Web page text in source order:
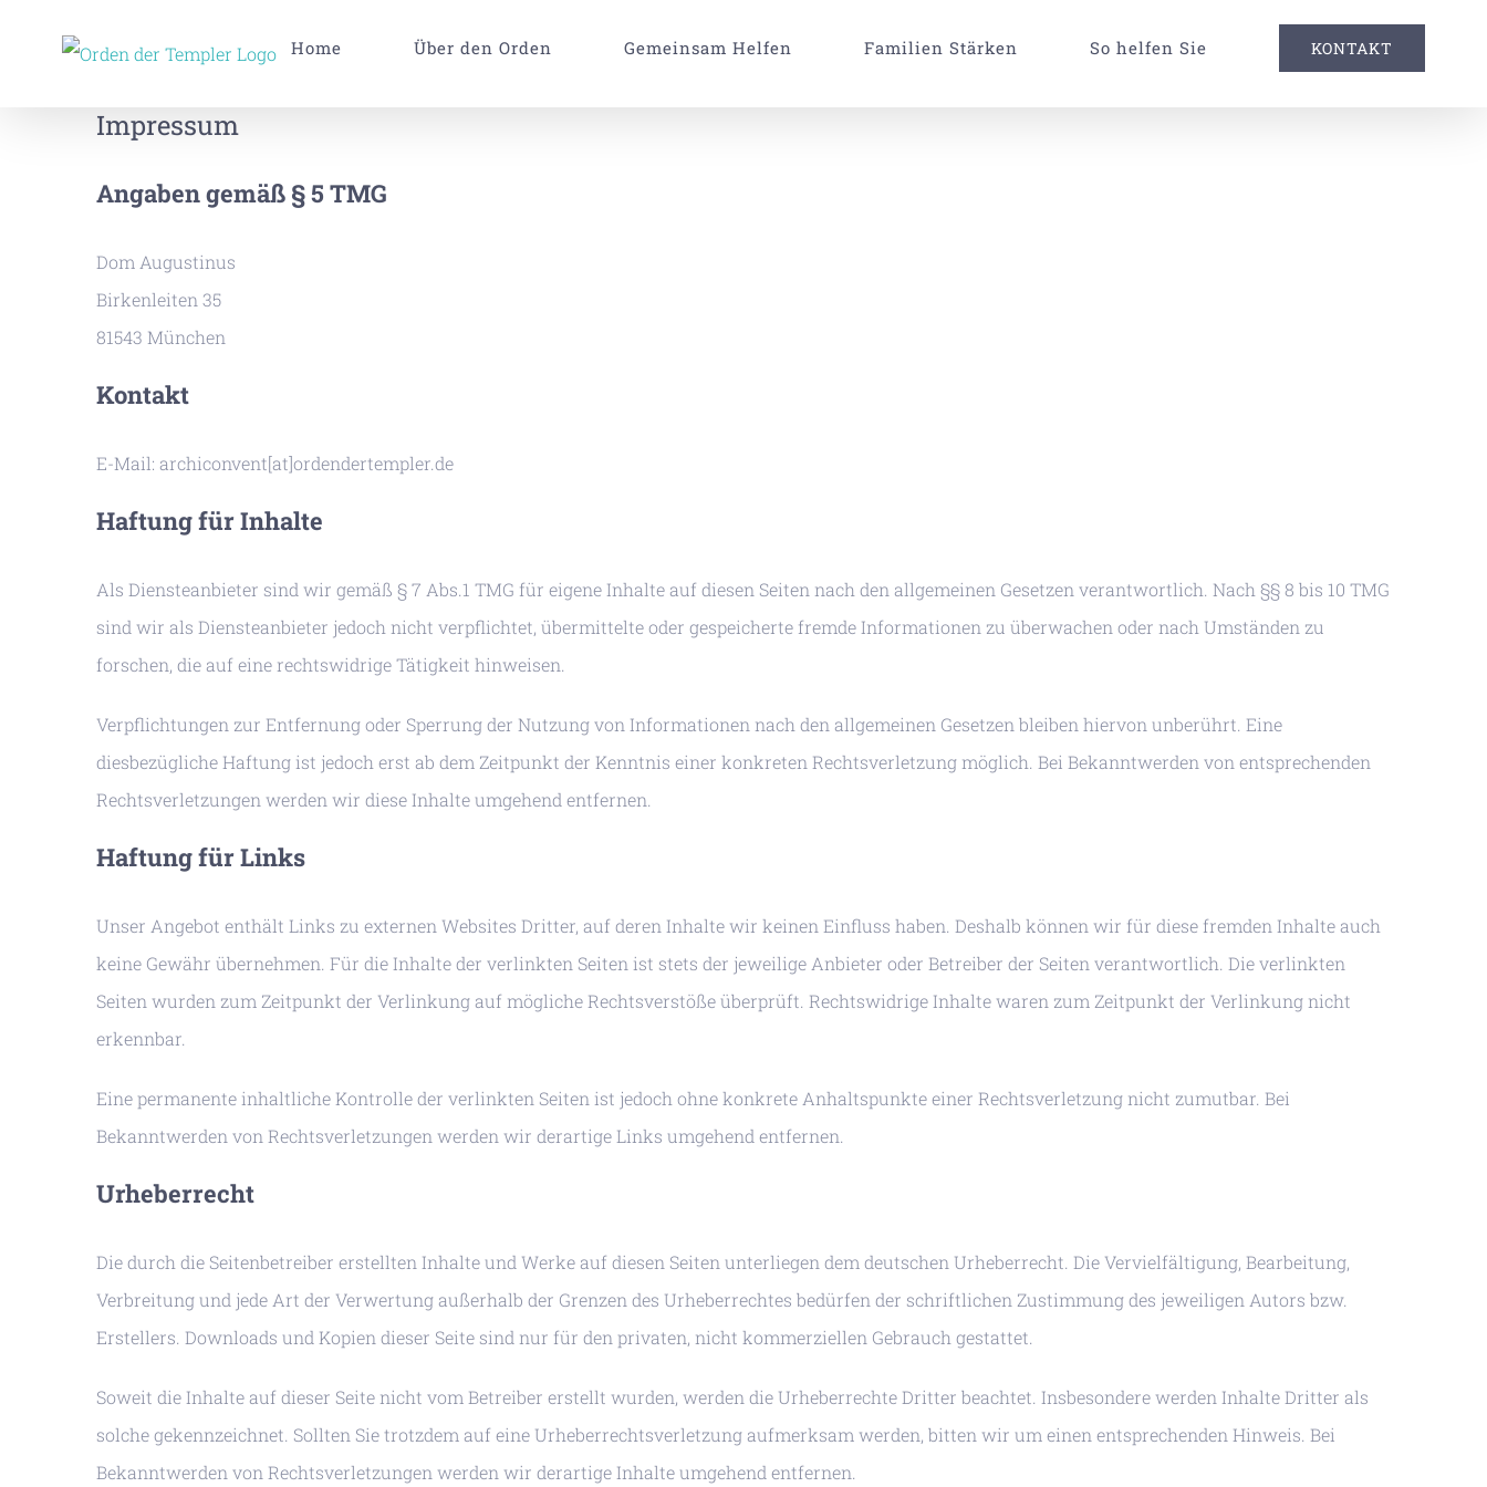
Home Über den Orden Gemeinsam Helfen Familien Stärken So helfen Sie KONTAKT
Impressum
Angaben gemäß § 5 TMG
Dom Augustinus
Birkenleiten 35
81543 München
Kontakt
E-Mail: archiconvent[at]ordendertempler.de
Haftung für Inhalte
Als Diensteanbieter sind wir gemäß § 7 Abs.1 TMG für eigene Inhalte auf diesen Seiten nach den allgemeinen Gesetzen verantwortlich. Nach §§ 8 bis 10 TMG
sind wir als Diensteanbieter jedoch nicht verpflichtet, übermittelte oder gespeicherte fremde Informationen zu überwachen oder nach Umständen zu
forschen, die auf eine rechtswidrige Tätigkeit hinweisen.
Verpflichtungen zur Entfernung oder Sperrung der Nutzung von Informationen nach den allgemeinen Gesetzen bleiben hiervon unberührt. Eine
diesbezügliche Haftung ist jedoch erst ab dem Zeitpunkt der Kenntnis einer konkreten Rechtsverletzung möglich. Bei Bekanntwerden von entsprechenden
Rechtsverletzungen werden wir diese Inhalte umgehend entfernen.
Haftung für Links
Unser Angebot enthält Links zu externen Websites Dritter, auf deren Inhalte wir keinen Einfluss haben. Deshalb können wir für diese fremden Inhalte auch
keine Gewähr übernehmen. Für die Inhalte der verlinkten Seiten ist stets der jeweilige Anbieter oder Betreiber der Seiten verantwortlich. Die verlinkten
Seiten wurden zum Zeitpunkt der Verlinkung auf mögliche Rechtsverstöße überprüft. Rechtswidrige Inhalte waren zum Zeitpunkt der Verlinkung nicht
erkennbar.
Eine permanente inhaltliche Kontrolle der verlinkten Seiten ist jedoch ohne konkrete Anhaltspunkte einer Rechtsverletzung nicht zumutbar. Bei
Bekanntwerden von Rechtsverletzungen werden wir derartige Links umgehend entfernen.
Urheberrecht
Die durch die Seitenbetreiber erstellten Inhalte und Werke auf diesen Seiten unterliegen dem deutschen Urheberrecht. Die Vervielfältigung, Bearbeitung,
Verbreitung und jede Art der Verwertung außerhalb der Grenzen des Urheberrechtes bedürfen der schriftlichen Zustimmung des jeweiligen Autors bzw.
Erstellers. Downloads und Kopien dieser Seite sind nur für den privaten, nicht kommerziellen Gebrauch gestattet.
Soweit die Inhalte auf dieser Seite nicht vom Betreiber erstellt wurden, werden die Urheberrechte Dritter beachtet. Insbesondere werden Inhalte Dritter als
solche gekennzeichnet. Sollten Sie trotzdem auf eine Urheberrechtsverletzung aufmerksam werden, bitten wir um einen entsprechenden Hinweis. Bei
Bekanntwerden von Rechtsverletzungen werden wir derartige Inhalte umgehend entfernen.